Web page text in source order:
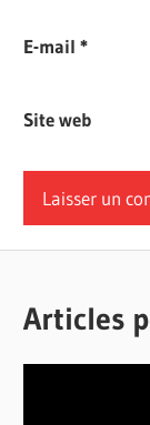
E-mail*
Site web
Articles